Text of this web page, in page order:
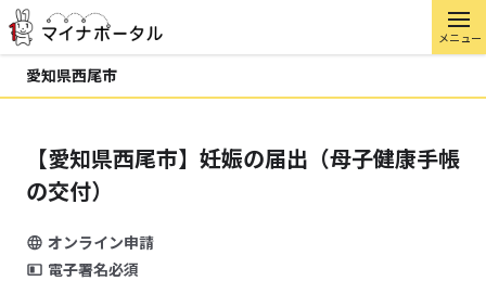
メニュー
愛知県西尾市
【愛知県西尾市】妊娠の届出（母子健康手帳
の交付）
オンライン申請
電子署名必須